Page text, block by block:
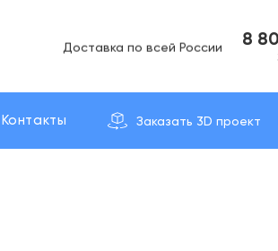
Доставка по вcей России 8
Контакты Заказать 3D проект